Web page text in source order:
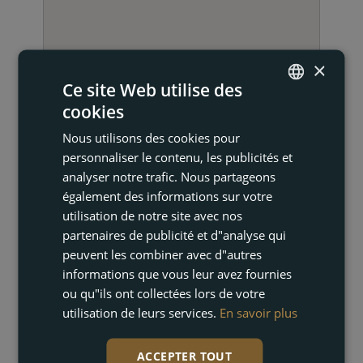
NOUS CONTACTER
×
Ce site Web utilise des
cookies
Nous utilisons des cookies pour
personnaliser le contenu, les publicités et
analyser notre trafic. Nous partageons
également des informations sur votre
utilisation de notre site avec nos
partenaires de publicité et d"analyse qui
peuvent les combiner avec d"autres
informations que vous leur avez fournies
ou qu"ils ont collectées lors de votre
utilisation de leurs services. En savoir plus
ACCEPTER TOUT